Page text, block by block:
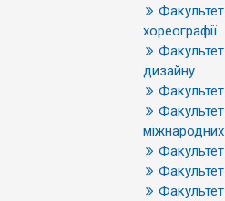
хореографії
дизайну
Факультет
Факультет